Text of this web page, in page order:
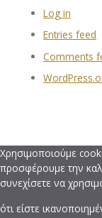
Log in
Entries feed
Comments
Χρησιμοποιούμε
προσφέρουμε την
συνεχίσετε να
ότι είστε